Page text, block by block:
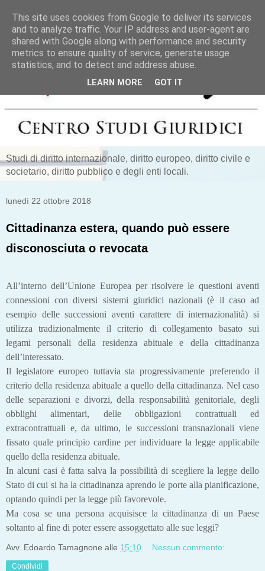
Studi di diritto internazionale, diritto europeo, diritto civile e
societario, diritto pubblico e degli enti locali.
lunedì 22 ottobre 2018
Cittadinanza estera, quando può essere
disconosciuta o revocata
All’interno dell’Unione Europea per risolvere le questioni aventi
connessioni con diversi sistemi giuridici nazionali (è il caso ad
esempio delle successioni aventi carattere di internazionalità) si
utilizza tradizionalmente il criterio di collegamento basato sui
legami personali della residenza abituale e della cittadinanza
dell’interessato.
Il legislatore europeo tuttavia sta progressivamente preferendo il
criterio della residenza abituale a quello della cittadinanza. Nel caso
delle separazioni e divorzi, della responsabilità genitoriale, degli
obblighi alimentari, delle obbligazioni contrattuali ed
extracontrattuali e, da ultimo, le successioni transnazionali viene
fissato quale principio cardine per individuare la legge applicabile
quello della residenza abituale.
In alcuni casi è fatta salva la possibilità di scegliere la legge dello
Stato di cui si ha la cittadinanza aprendo le porte alla pianificazione,
optando quindi per la legge più favorevole.
Ma cosa se una persona acquisisce la cittadinanza di un Paese
soltanto al fine di poter essere assoggettato alle sue leggi?
Avv. Edoardo Tamagnone alle 15:10 Nessun commento:
Condividi
This site uses cookies from Google to deliver its services
and to analyze traffic. Your IP address and user-agent are
shared with Google along with performance and security
metrics to ensure quality of service, generate usage
statistics, and to detect and address abuse.
LEARN MORE GOT IT